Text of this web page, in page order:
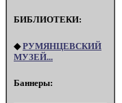
БИБЛИОТЕКИ:
◆РУМЯНЦЕВСКИЙ
МУЗЕЙ...
Баннеры: